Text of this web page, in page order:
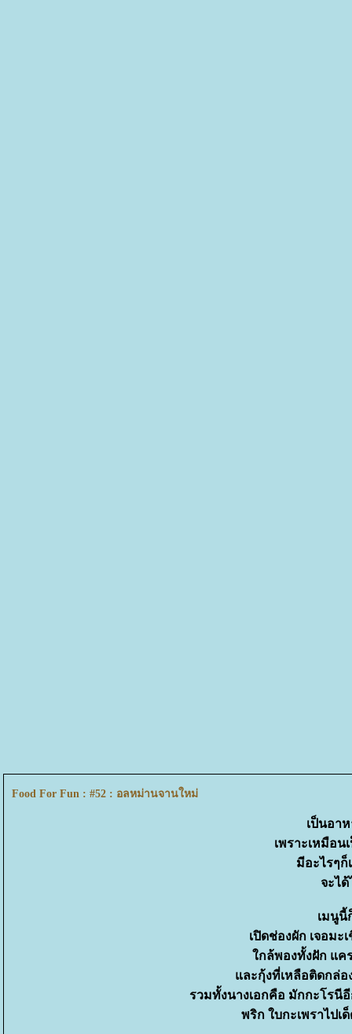
Food For Fun : #52 : อลหม่านจานใหม่
เป็นอา
เพราะเหมือน
มีอะไรๆก็
จะได้
เมนูนี้
เปิดช่องผัก เจอมะ
กล้พองทั้งฝัก แค
ละกุ้งที่เหลือติดกล่อ
รวมทั้งนางเอกคือ มักกะโร
พริก ใบกะเพราไปเ